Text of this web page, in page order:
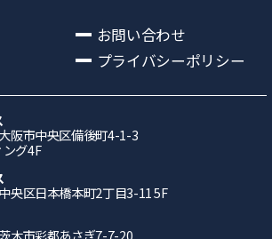
お問い合わせ
プライバシーポリシー
阪市中央区備後町4-1-3
グ4F
央区日本橋本町2丁目3-11 5F
⽊市彩都あさぎ7-7-20